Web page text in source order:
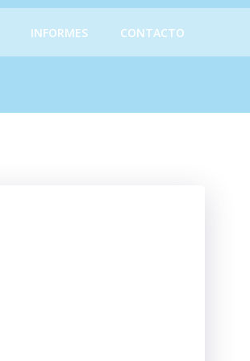
INFORMES CONTACTO